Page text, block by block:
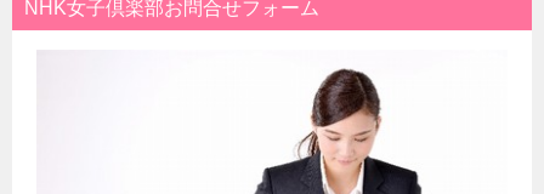
NHK女子倶楽部お問合せフォーム